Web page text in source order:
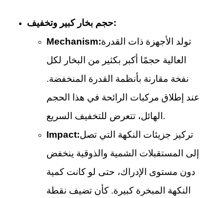
حجم بخار كبير وتخفيف:
Mechanism:تولد الأجهزة ذات القدرة
العالية حجمًا أكبر بكثير من البخار لكل
نفخة مقارنة بأنظمة القدرة المنخفضة.
عند إطلاق مركبات الرائحة في هذا الحجم
الهائل، تتعرض للتخفيف السريع.
Impact:تركيز جزيئات النكهة التي تصل
إلى المستقبلات الشمية والذوقية ينخفض
دون مستوى الإدراك، حتى لو كانت كمية
النكهة المبخرة كبيرة. كأن تضيف نقطة